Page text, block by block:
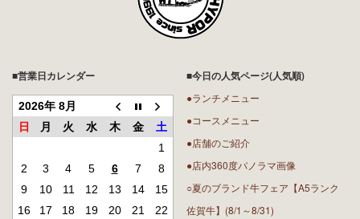
■営業日カレンダー
2026年 8月
日
月 火 水 木 金
土
1
2
3 4 5 6 7
8
9
10 11 12 13 14
15
16
17 18 19 20 21
22
■今日の人気ページ(人気順)
●ランチメニュー
●コースメニュー
●店舗のご紹介
●店内360度パノラマ画像
○夏のブランド牛フェア【A5ランク
佐賀牛】(8/1～8/31)